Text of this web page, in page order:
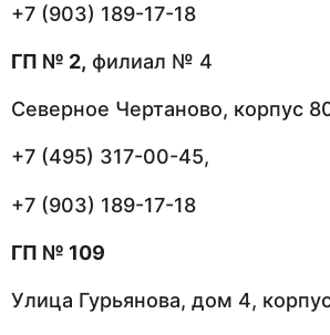
+7 (903) 189-17-18
ГП № 2, филиал № 4
Северное Чертаново, корпус
+7 (495) 317-00-45,
+7 (903) 189-17-18
ГП № 109
Улица Гурьянова, дом 4,